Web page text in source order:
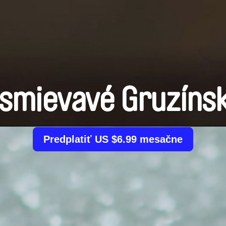
Predplatiť US $6.99 mesačne